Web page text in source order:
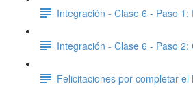
Integración - Clase 6 - Paso 1:
Integración - Clase 6 - Paso 2:
Felicitaciones por completar